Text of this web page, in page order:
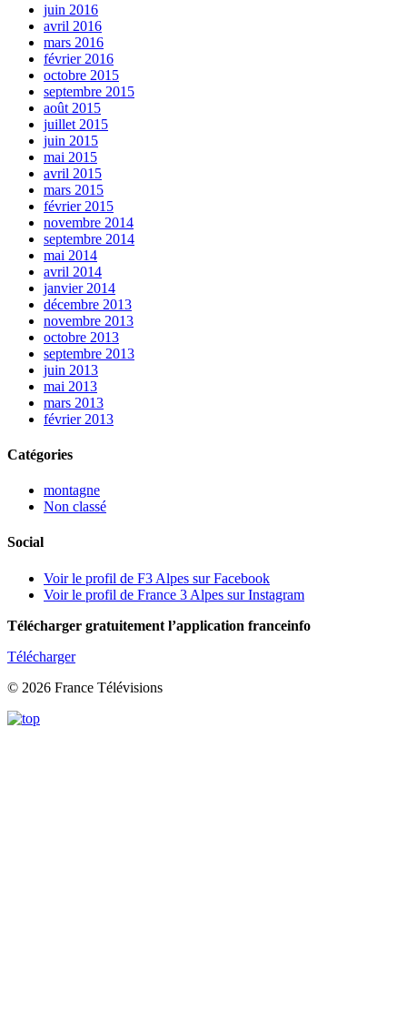
juin 2016
avril 2016
mars 2016
février 2016
octobre 2015
septembre 2015
août 2015
juillet 2015
juin 2015
mai 2015
avril 2015
mars 2015
février 2015
novembre 2014
septembre 2014
mai 2014
avril 2014
janvier 2014
décembre 2013
novembre 2013
octobre 2013
septembre 2013
juin 2013
mai 2013
mars 2013
février 2013
Catégories
montagne
Non classé
Social
Voir le profil de F3 Alpes sur Facebook
Voir le profil de France 3 Alpes sur Instagram
Télécharger gratuitement l’application franceinfo
Télécharger
© 2026 France Télévisions